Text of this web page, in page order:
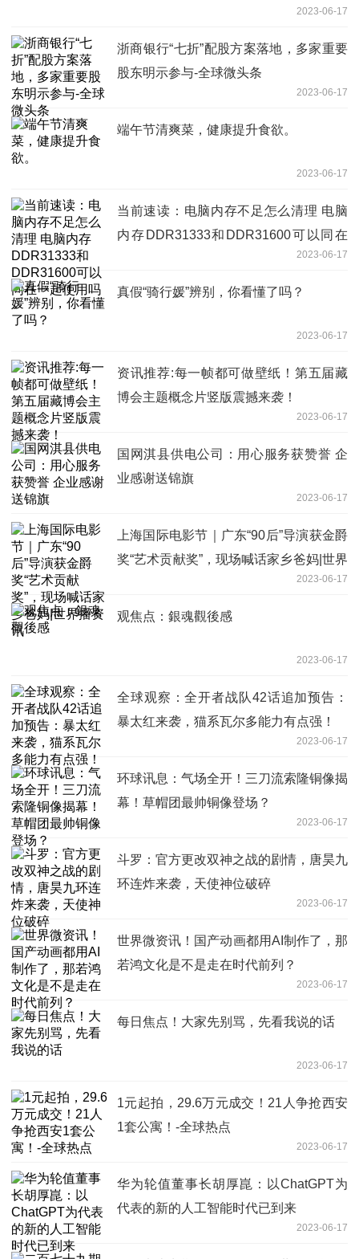
2023-06-17
浙商银行“七折”配股方案落地，多家重要
股东明示参与-全球微头条
2023-06-17
端午节清爽菜，健康提升食欲。
2023-06-17
当前速读：电脑内存不足怎么清理 电脑
内存DDR31333和DDR31600可以同在
2023-06-17
真假“骑行媛”辨别，你看懂了吗？
2023-06-17
资讯推荐:每一帧都可做壁纸！第五届藏
博会主题概念片竖版震撼来袭！
2023-06-17
国网淇县供电公司：用心服务获赞誉 企
业感谢送锦旗
2023-06-17
上海国际电影节｜广东“90后”导演获金爵
奖“艺术贡献奖”，现场喊话家乡爸妈|世界
2023-06-17
观焦点：銀魂觀後感
2023-06-17
全球观察：全开者战队42话追加预告：
暴太红来袭，猫系瓦尔多能力有点强！
2023-06-17
环球讯息：气场全开！三刀流索隆铜像揭
幕！草帽团最帅铜像登场？
2023-06-17
斗罗：官方更改双神之战的剧情，唐昊九
环连炸来袭，天使神位破碎
2023-06-17
世界微资讯！国产动画都用AI制作了，那
若鸿文化是不是走在时代前列？
2023-06-17
每日焦点！大家先别骂，先看我说的话
2023-06-17
1元起拍，29.6万元成交！21人争抢西安
1套公寓！-全球热点
2023-06-17
华为轮值董事长胡厚崑：以ChatGPT为
代表的新的人工智能时代已到来
2023-06-17